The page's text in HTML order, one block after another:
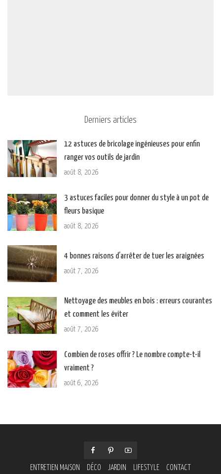
Derniers articles
12 astuces de bricolage ingénieuses pour enfin
ranger vos outils de jardin
août 8, 2026
3 astuces faciles pour donner du style à un pot de
fleurs basique
août 8, 2026
4 bonnes raisons d’arrêter de tuer les araignées
août 7, 2026
Nettoyage des meubles en bois : erreurs courantes
et comment les éviter
août 7, 2026
Combien de roses offrir ? Le nombre compte-t-il
vraiment ?
août 6, 2026
ENTRETIEN MAISON DÉCO JARDIN LIFESTYLE CONTACT